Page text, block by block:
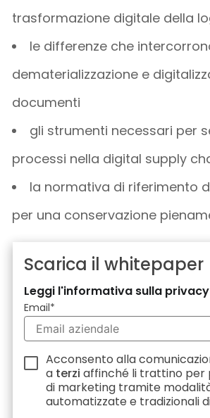
trasformazione digitale della
le differenze che
dematerializzazione e
documenti
gli strumenti necessari per
processi nella digital supply
la normativa di riferimento
per una conservazione
Scarica il whitepaper
Leggi l'informativa sulla privacy
Email*
Acconsento alla
a terzi affinché li trattino per
di marketing tramite
automatizzate e tradizionali